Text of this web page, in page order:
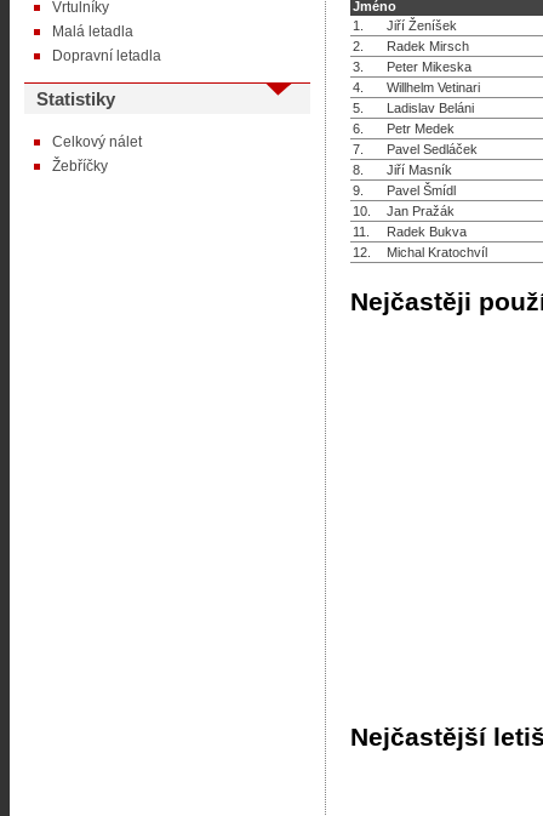
Vrtulníky
Malá letadla
Dopravní letadla
Statistiky
Celkový nálet
Žebříčky
Jméno
1.
Jiří Ženíšek
2.
Radek Mirsch
3.
Peter Mikeska
4.
Willhelm Vetinari
5.
Ladislav Beláni
6.
Petr Medek
7.
Pavel Sedláček
8.
Jiří Masník
9.
Pavel Šmídl
10.
Jan Pražák
11.
Radek Bukva
12.
Michal Kratochvíl
Nejčastěji
Nejčastější